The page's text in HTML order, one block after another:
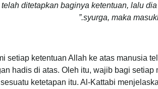
ditetapkan baginya ketentuan, lalu
syurga, maka
setiap ketentuan Allah ke atas manusia
hadis di atas. Oleh itu, wajib bagi setiap
ketetapan itu. Al-Kattabi